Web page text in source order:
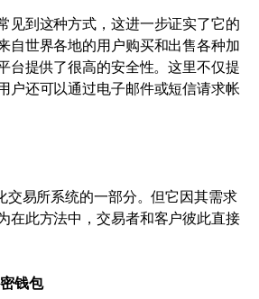
见到这种方式，这进一步证实了它的
自世界各地的用户购买和出售各种加
台提供了很高的安全性。这里不仅提
户还可以通过电子邮件或短信请求帐
交易所系统的一部分。但它因其需求
在此方法中，交易者和客户彼此直接
钱包